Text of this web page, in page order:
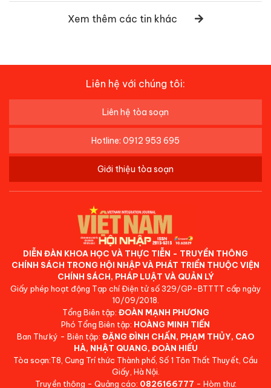
Xem thêm các tin khác
Liên hệ với chúng tôi:
Liên hệ tòa soạn
Hotline: 0912 953 695
Giới thiệu tòa soạn
DIỄN ĐÀN KHOA HỌC VÀ THỰC TIỄN - TRUYỀN THÔNG
CHÍNH SÁCH TRONG HỘI NHẬP VÀ PHÁT TRIỂN THUỘC VIỆN
CHÍNH SÁCH, PHÁP LUẬT VÀ QUẢN LÝ
Giấy phép hoạt động Tạp chí Điện tử số 329/GP-BTTTT cấp ngày
10/09/2018.
Tổng Biên tập: ĐOÀN MẠNH PHƯƠNG
Phó Tổng Biên tập: HOÀNG MINH TIẾN
Ban Thư ký - Biên tập: ĐẶNG ĐÌNH CHẤN, PHẠM THỦY, CAO
HÀ, NHẬT QUANG, ĐOÀN HIẾU
Tòa soạn:T8, Cung Trí thức Thành phố, Số 1 Tôn Thất Thuyết, Cầu
Giấy, Hà Nội.
Truyền thông - Quảng cáo: 0826166777 - Hòm thư: